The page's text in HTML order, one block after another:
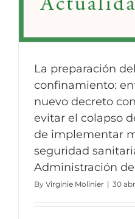
La preparación
confinamiento:
nuevo decreto
evitar el colapso
de implementar
seguridad
Administración
By Virginie Molinier | 30